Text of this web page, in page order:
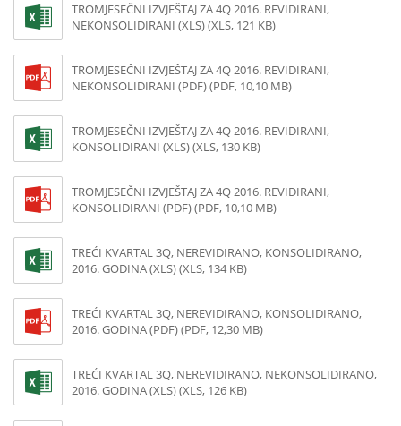
TROMJESEČNI IZVJEŠTAJ ZA 4Q 2016. REVIDIRANI,
NEKONSOLIDIRANI (XLS) (XLS, 121 KB)
TROMJESEČNI IZVJEŠTAJ ZA 4Q 2016. REVIDIRANI,
NEKONSOLIDIRANI (PDF) (PDF, 10,10 MB)
TROMJESEČNI IZVJEŠTAJ ZA 4Q 2016. REVIDIRANI,
KONSOLIDIRANI (XLS) (XLS, 130 KB)
TROMJESEČNI IZVJEŠTAJ ZA 4Q 2016. REVIDIRANI,
KONSOLIDIRANI (PDF) (PDF, 10,10 MB)
TREĆI KVARTAL 3Q, NEREVIDIRANO, KONSOLIDIRANO,
2016. GODINA (XLS) (XLS, 134 KB)
TREĆI KVARTAL 3Q, NEREVIDIRANO, KONSOLIDIRANO,
2016. GODINA (PDF) (PDF, 12,30 MB)
TREĆI KVARTAL 3Q, NEREVIDIRANO, NEKONSOLIDIRANO,
2016. GODINA (XLS) (XLS, 126 KB)